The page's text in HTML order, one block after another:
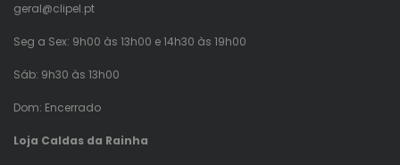
geral@clipel.pt
Seg a Sex: 9h00 às 13h00 e 14h30 às 19h00
Sáb: 9h30 às 13h00
Dom: Encerrado
Loja Caldas da Rainha